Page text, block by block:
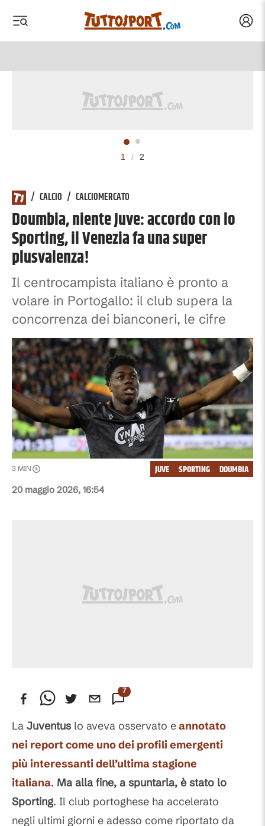
1 / 2
/ CALCIO / CALCIOMERCATO
Doumbia, niente Juve: accordo con lo
Sporting, il Venezia fa una super
plusvalenza!
Il centrocampista italiano è pronto a
volare in Portogallo: il club supera la
concorrenza dei bianconeri, le cifre
20 maggio 2026, 16:54
3 MIN DOUMBIA
SPORTING
JUVE
7
La Juventus lo aveva osservato eannotato
nei report come uno dei profili emergenti
più interessanti dell’ultima stagione
italiana. Ma alla fine, a spuntarla, è stato lo
Sporting. Il club portoghese ha accelerato
negli ultimi giorni e adesso come riportato da